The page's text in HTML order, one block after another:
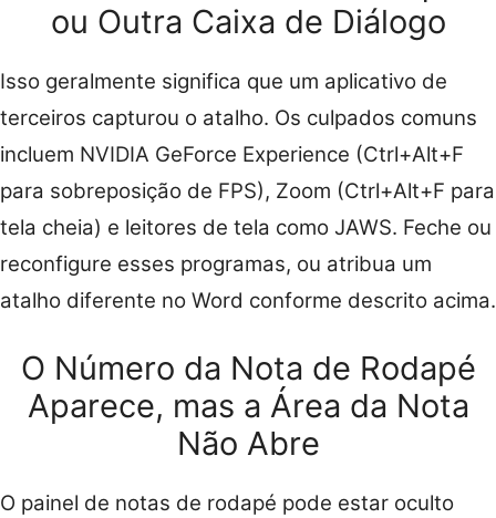
ou Outra Caixa de Diálogo
Isso geralmente significa que um aplicativo de
terceiros capturou o atalho. Os culpados comuns
incluem NVIDIA GeForce Experience (Ctrl+Alt+F
para sobreposição de FPS), Zoom (Ctrl+Alt+F para
tela cheia) e leitores de tela como JAWS. Feche ou
reconfigure esses programas, ou atribua um
atalho diferente no Word conforme descrito acima.
O Número da Nota de Rodapé
Aparece, mas a Área da Nota
Não Abre
O painel de notas de rodapé pode estar oculto